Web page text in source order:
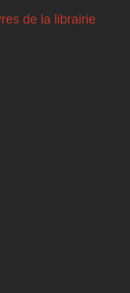
de la librairie